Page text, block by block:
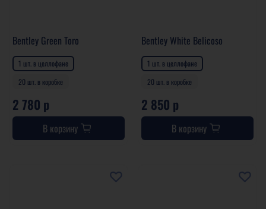
Bentley Green Toro
1 шт. в целлофане
20 шт. в коробке
2 780 р
В корзину
Bentley White Belicoso
1 шт. в целлофане
20 шт. в коробке
2 850 р
В корзину